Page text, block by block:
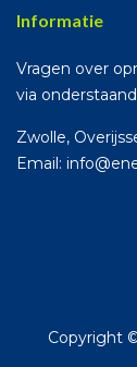
Informatie
Vragen over
via
Zwolle,
Email:
Copyright